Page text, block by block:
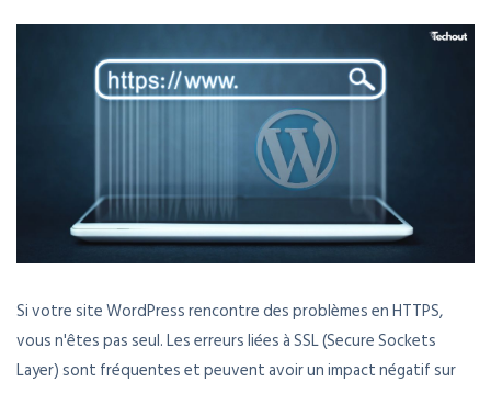
Si votre site WordPress rencontre des problèmes en HTTPS,
vous n'êtes pas seul. Les erreurs liées à SSL (Secure Sockets
Layer) sont fréquentes et peuvent avoir un impact négatif sur